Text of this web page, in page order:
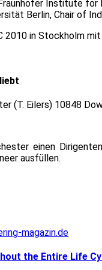
Institute
Berlin, Chair of
2010 in Stockholm
(T. Eilers) 10848
einen
ausfüllen.
magazin.de
the Entire Life